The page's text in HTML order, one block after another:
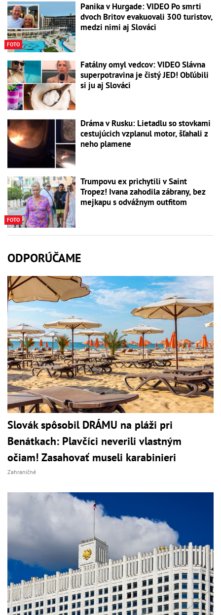
FOTO
Panika v Hurgade: VIDEO Po smrti
dvoch Britov evakuovali 300 turistov,
medzi nimi aj Slováci
Fatálny omyl vedcov: VIDEO Slávna
superpotravina je čistý JED! Obľúbili
si ju aj Slováci
Dráma v Rusku: Lietadlu so stovkami
cestujúcich vzplanul motor, šľahali z
neho plamene
FOTO
Trumpovu ex prichytili v Saint
Tropez! Ivana zahodila zábrany, bez
mejkapu s odvážnym outfitom
ODPORÚČAME
Slovák spôsobil DRÁMU na pláži pri
Benátkach: Plavčíci neverili vlastným
očiam! Zasahovať museli karabinieri
Zahraničné